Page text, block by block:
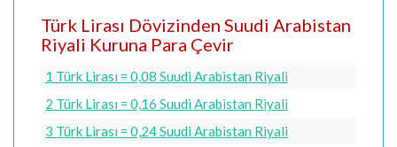
Türk Lirası Dövizinden Suudi Arabistan
Riyali Kuruna Para Çevir
1 Türk Lirası = 0,08 Suudi Arabistan Riyali
2 Türk Lirası = 0,16 Suudi Arabistan Riyali
3 Türk Lirası = 0,24 Suudi Arabistan Riyali